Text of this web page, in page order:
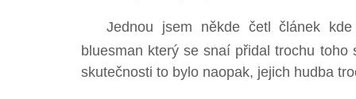
Jednou jsem někde četl článek kde
bluesman který se snaí přidal trochu
skutečnosti to bylo naopak, jejich hudba